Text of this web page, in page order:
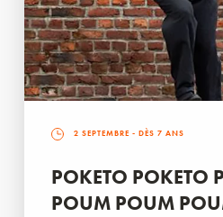
2 SEPTEMBRE - DÈS 7 ANS
POKETO POKETO
POUM POUM